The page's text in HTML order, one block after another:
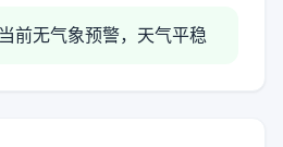
当前无气象预警，天气平稳